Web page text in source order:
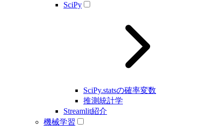
SciPy
SciPy.statsの確率変数
推測統計学
Streamlit紹介
機械学習